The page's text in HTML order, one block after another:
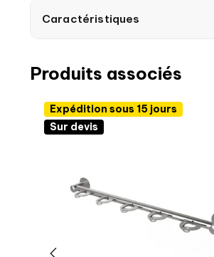
Caractéristiques
Produits associés
Expédition sous 15 jours
Sur devis